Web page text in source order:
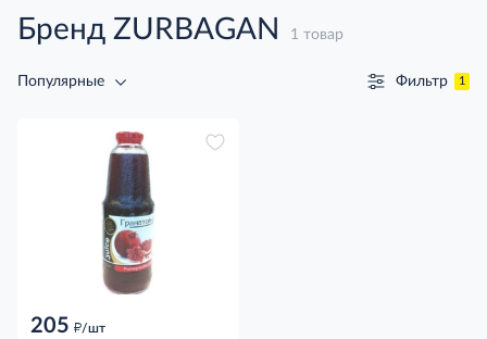
Бренд ZURBAGAN 1 товар
Популярные Фильтр 1
205 д/шт